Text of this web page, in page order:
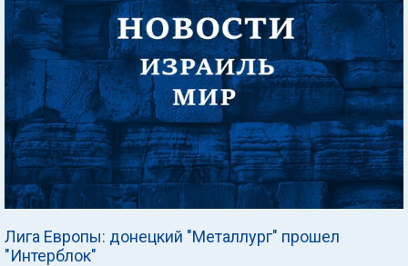
Лига Европы: донецкий "Металлург" прошел
"Интерблок"